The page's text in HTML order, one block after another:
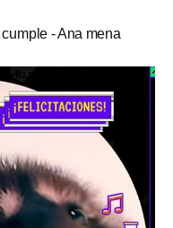
- Ana mena